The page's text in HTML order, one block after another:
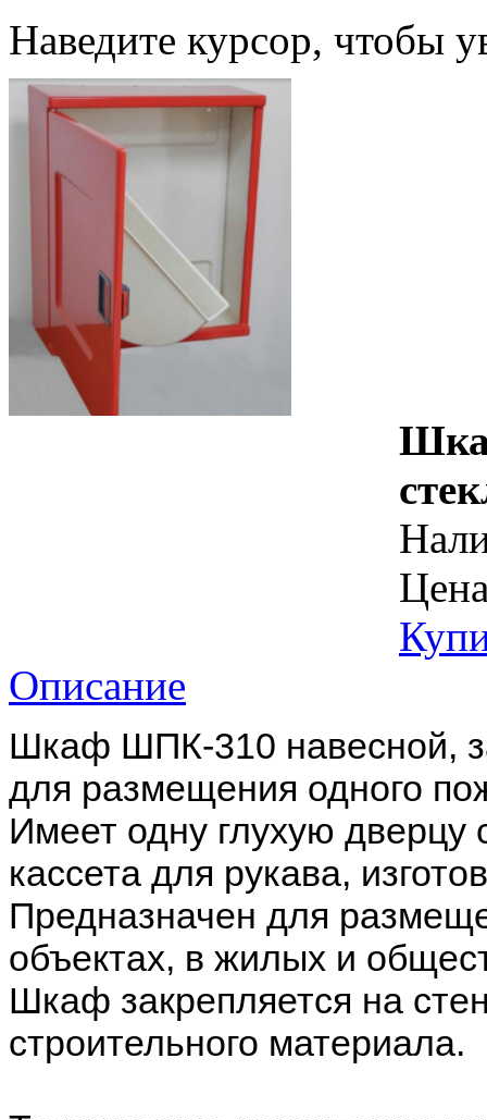
Наведите курсор, чтобы
Описание
Шкаф ШПК-310 навесной,
для размещения одного
Имеет одну глухую
кассета для рукава,
Предназначен для
объектах, в жилых и
Шкаф закрепляется на
строительного материала.